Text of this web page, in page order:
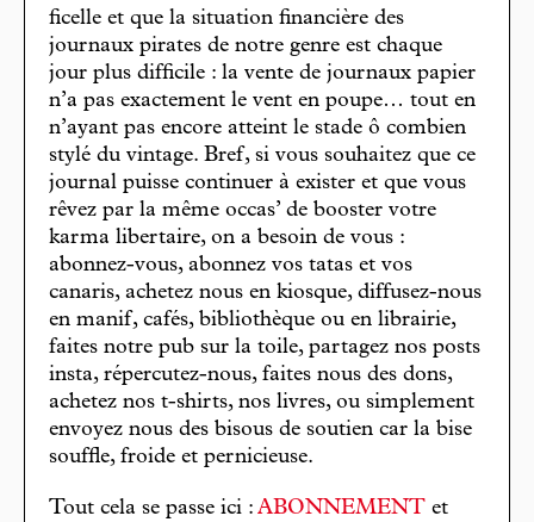
ficelle et que la situation financière des
journaux pirates de notre genre est chaque
jour plus difficile : la vente de journaux papier
n’a pas exactement le vent en poupe… tout en
n’ayant pas encore atteint le stade ô combien
stylé du vintage. Bref, si vous souhaitez que ce
journal puisse continuer à exister et que vous
rêvez par la même occas’ de booster votre
karma libertaire, on a besoin de vous :
abonnez-vous, abonnez vos tatas et vos
canaris, achetez nous en kiosque, diffusez-nous
en manif, cafés, bibliothèque ou en librairie,
faites notre pub sur la toile, partagez nos posts
insta, répercutez-nous, faites nous des dons,
achetez nos t-shirts, nos livres, ou simplement
envoyez nous des bisous de soutien car la bise
souffle, froide et pernicieuse.
Tout cela se passe ici : ABONNEMENT et